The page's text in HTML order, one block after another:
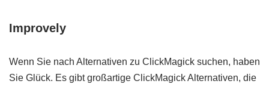
Improvely
Wenn Sie nach Alternativen zu ClickMagick suchen, haben
Sie Glück. Es gibt großartige ClickMagick Alternativen, die